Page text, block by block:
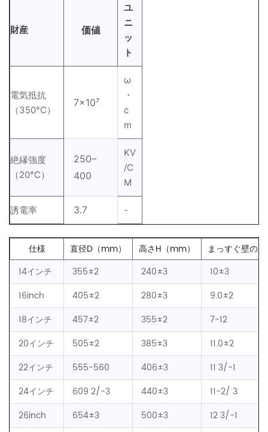
財産 価値
ユ
ニ
ッ
ト
電気抵抗
（350°C）
7×10⁷
ω
・
c
m
絶縁強度
（20°C）
250–
400
KV
/C
M
誘電率 3.7 -
仕様 直径D（mm） 高さH（mm）
まっすぐ壁の
14インチ
355±2 240±3
10±3
16inch
405±2 280±3
9.0±2
18インチ
457±2 355±2
7-12
20インチ
505±2 385±3
11.0±2
22インチ
555-560 406±3
11 3/-1
24インチ
609 2/-3 440±3
11-2/ 3
26inch
654±3 500±3
12 3/-1